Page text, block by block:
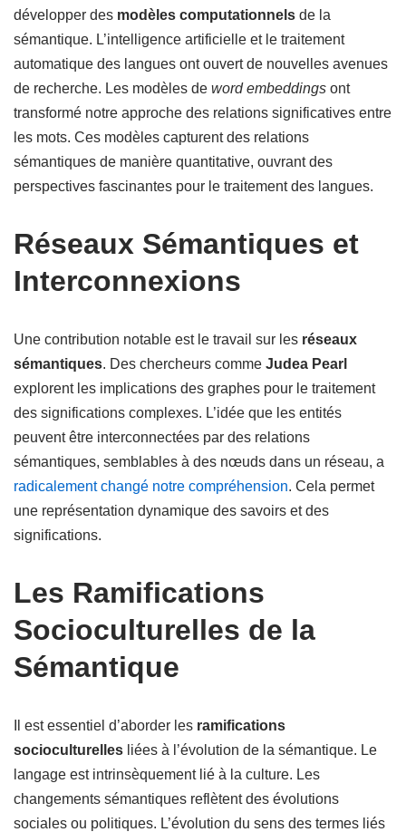
développer des modèles computationnels de la
sémantique. L’intelligence artificielle et le traitement
automatique des langues ont ouvert de nouvelles avenues
de recherche. Les modèles de word embeddings ont
transformé notre approche des relations significatives entre
les mots. Ces modèles capturent des relations
sémantiques de manière quantitative, ouvrant des
perspectives fascinantes pour le traitement des langues.
Réseaux Sémantiques et
Interconnexions
Une contribution notable est le travail sur les réseaux
sémantiques. Des chercheurs comme Judea Pearl
explorent les implications des graphes pour le traitement
des significations complexes. L’idée que les entités
peuvent être interconnectées par des relations
sémantiques, semblables à des nœuds dans un réseau, a
radicalement changé notre compréhension. Cela permet
une représentation dynamique des savoirs et des
significations.
Les Ramifications
Socioculturelles de la
Sémantique
Il est essentiel d’aborder les ramifications
socioculturelles liées à l’évolution de la sémantique. Le
langage est intrinsèquement lié à la culture. Les
changements sémantiques reflètent des évolutions
sociales ou politiques. L’évolution du sens des termes liés